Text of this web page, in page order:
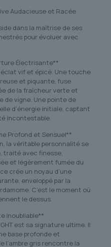
Audacieuse et Racée
dans la maîtrise de ses
pour évoluer avec
Électrisante**
vif et épicé. Une touche
et piquante, fuse
de la fraîcheur verte et
de vigne. Une pointe de
d’énergie initiale, captant
incontestable.
Profond et Sensuel**
la véritable personnalité se
traité avec finesse,
et légèrement fumée du
crée un noyau d’une
enveloppé par la
C’est le moment où
le dessus.
Inoubliable**
est sa signature ultime. Il
base profonde et
l’ambre gris rencontre la